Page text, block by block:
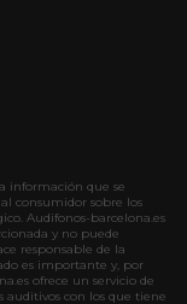
información que se
consumidor sobre los
Audifonos-barcelona.es
y no puede
responsable de la
es importante y, por
ofrece un servicio de
auditivos con los que tiene